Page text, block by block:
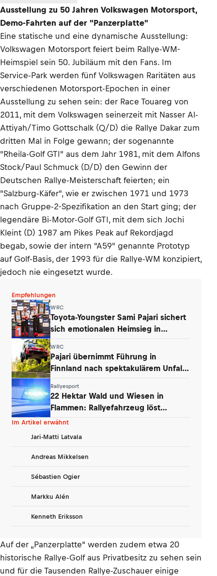
Ausstellung zu 50 Jahren Volkswagen Motorsport,
Demo-Fahrten auf der "Panzerplatte"
Eine statische und eine dynamische Ausstellung:
Volkswagen Motorsport feiert beim Rallye-WM-
Heimspiel sein 50. Jubiläum mit den Fans. Im
Service-Park werden fünf Volkswagen Raritäten aus
verschiedenen Motorsport-Epochen in einer
Ausstellung zu sehen sein: der Race Touareg von
2011, mit dem Volkswagen seinerzeit mit Nasser Al-
Attiyah/Timo Gottschalk (Q/D) die Rallye Dakar zum
dritten Mal in Folge gewann; der sogenannte
"Rheila-Golf GTI" aus dem Jahr 1981, mit dem Alfons
Stock/Paul Schmuck (D/D) den Gewinn der
Deutschen Rallye-Meisterschaft feierten; ein
"Salzburg-Käfer", wie er zwischen 1971 und 1973
nach Gruppe-2-Spezifikation an den Start ging; der
legendäre Bi-Motor-Golf GTI, mit dem sich Jochi
Kleint (D) 1987 am Pikes Peak auf Rekordjagd
begab, sowie der intern "A59" genannte Prototyp
auf Golf-Basis, der 1993 für die Rallye-WM konzipiert,
jedoch nie eingesetzt wurde.
Empfehlungen
WRC
Toyota-Youngster Sami Pajari sichert
sich emotionalen Heimsieg in
WRC
Pajari übernimmt Führung in
Finnland nach spektakulärem Unfall
Rallyesport
22 Hektar Wald und Wiesen in
Flammen: Rallyefahrzeug löst
Großbrand aus
Im Artikel erwähnt
Jari-Matti Latvala
Andreas Mikkelsen
Sébastien Ogier
Markku Alén
Kenneth Eriksson
Auf der „Panzerplatte“ werden zudem etwa 20
historische Rallye-Golf aus Privatbesitz zu sehen sein
und für die Tausenden Rallye-Zuschauer einige